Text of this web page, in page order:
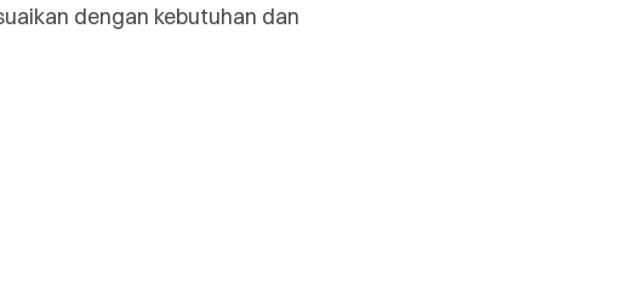
dengan kebutuhan dan